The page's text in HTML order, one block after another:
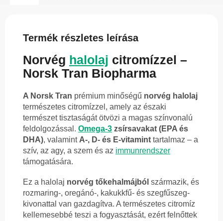
Termék részletes leírása
Norvég halolaj citromízzel –
Norsk Tran Biopharma
A Norsk Tran prémium minőségű norvég halolaj
természetes citromízzel, amely az északi
természet tisztaságát ötvözi a magas színvonalú
feldolgozással. Omega-3 zsírsavakat (EPA és
DHA), valamint A-, D- és E-vitamint tartalmaz – a
szív, az agy, a szem és az immunrendszer
támogatására.
Ez a halolaj norvég tőkehalmájból származik, és
rozmaring-, oregánó-, kakukkfű- és szegfűszeg-
kivonattal van gazdagítva. A természetes citromíz
kellemesebbé teszi a fogyasztását, ezért felnőttek